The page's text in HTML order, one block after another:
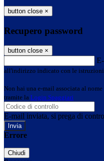
button close ×
Recupero password
button close ×
all'indirizzo indicato con le istruzioni
Non hai una e-mail associata al
tramite la Login Spaggiari
E-mail inviata, si prega di
Errore
Chiudi